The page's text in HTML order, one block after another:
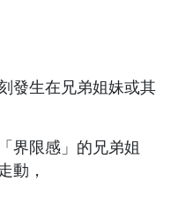
發生在兄弟姐妹或其
界限感」的兄弟姐
動，